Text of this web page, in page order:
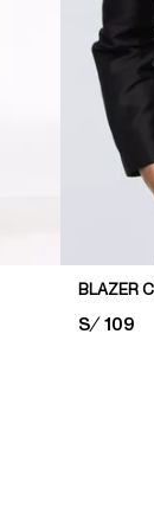
BLAZER
PRICE:
S/ 109